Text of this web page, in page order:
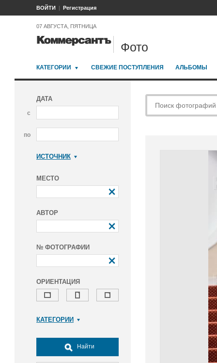
ВОЙТИ Регистрация
07 АВГУСТА, ПЯТНИЦА
Фото
КАТЕГОРИИ СВЕЖИЕ ПОСТУПЛЕНИЯ АЛЬБОМЫ
ДАТА
с
по
ИСТОЧНИК
МЕСТО
АВТОР
№ ФОТОГРАФИИ
ОРИЕНТАЦИЯ
КАТЕГОРИИ
Досуг, туризм и отдых
Культура
Найти